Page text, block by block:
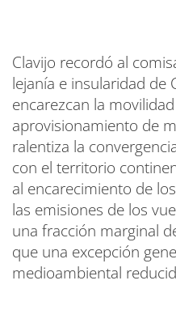
Clavijo recordó al
lejanía e insularidad de
encarezcan la
aprovisionamiento de
ralentiza la
con el territorio
al encarecimiento de
las emisiones de los
una fracción marginal
que una excepción
medioambiental